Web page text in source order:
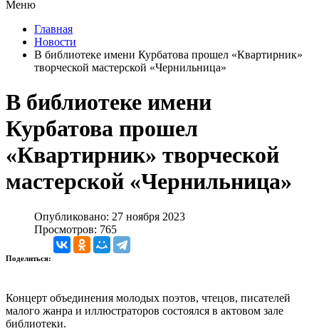
Меню
Главная
Новости
В библиотеке имени Курбатова прошел «Квартирник»
творческой мастерской «Чернильница»
В библиотеке имени
Курбатова прошел
«Квартирник» творческой
мастерской «Чернильница»
Опубликовано: 27 ноября 2023
Просмотров: 765
Поделиться:
Концерт объединения молодых поэтов, чтецов, писателей
малого жанра и иллюстраторов состоялся в актовом зале
библиотеки.